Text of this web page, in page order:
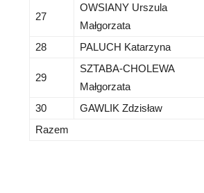
27
OWSIANY Urszula
Małgorzata
28 PALUCH Katarzyna
29
SZTABA-CHOLEWA
Małgorzata
30 GAWLIK Zdzisław
Razem